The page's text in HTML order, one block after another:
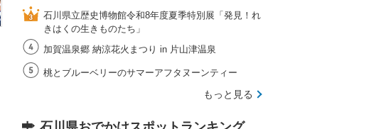
石川県立歴史博物館令和8年度夏季特別展「発見！れ
きはくの生きものたち」
加賀温泉郷 納涼花火まつり in 片山津温泉
桃とブルーベリーのサマーアフタヌーンティー
もっと見る